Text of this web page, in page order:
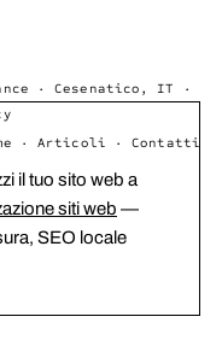
· Cesenatico, IT ·
·Articoli ·Contatti
il tuo sito web a
siti web —
SEO locale